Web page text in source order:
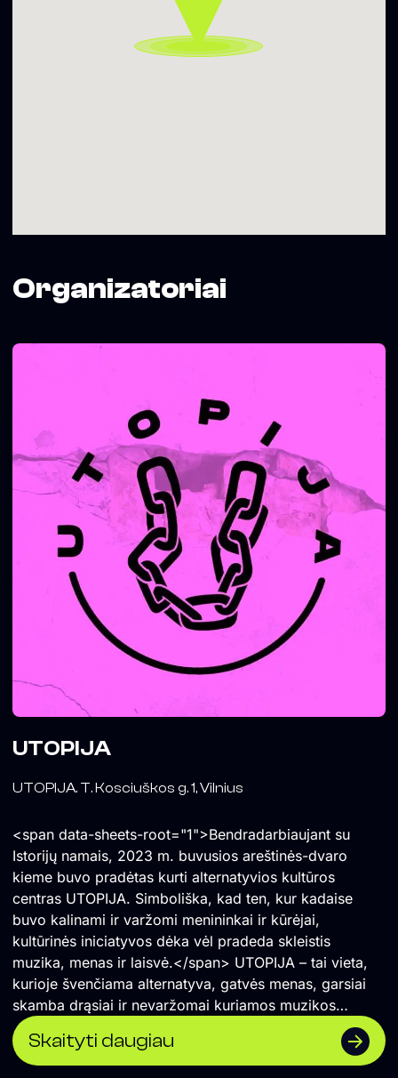
Organizatoriai
UTOPIJA
UTOPIJA. T. Kosciuškos g. 1, Vilnius
<span data-sheets-root="1">Bendradarbiaujant su
Istorijų namais, 2023 m. buvusios areštinės-dvaro
kieme buvo pradėtas kurti alternatyvios kultūros
centras UTOPIJA. Simboliška, kad ten, kur kadaise
buvo kalinami ir varžomi menininkai ir kūrėjai,
kultūrinės iniciatyvos dėka vėl pradeda skleistis
muzika, menas ir laisvė.</span> UTOPIJA – tai vieta,
kurioje švenčiama alternatyva, gatvės menas, garsiai
skamba drąsiai ir nevaržomai kuriamos muzikos
koncertai ir vakarėliai. Čia renkasi vilniečiai ir miesto
svečiai, savo vietą atranda įvairios miesto
bendruomenės. UTOPIJA palaiko maištingą miesto
Skaityti daugiau